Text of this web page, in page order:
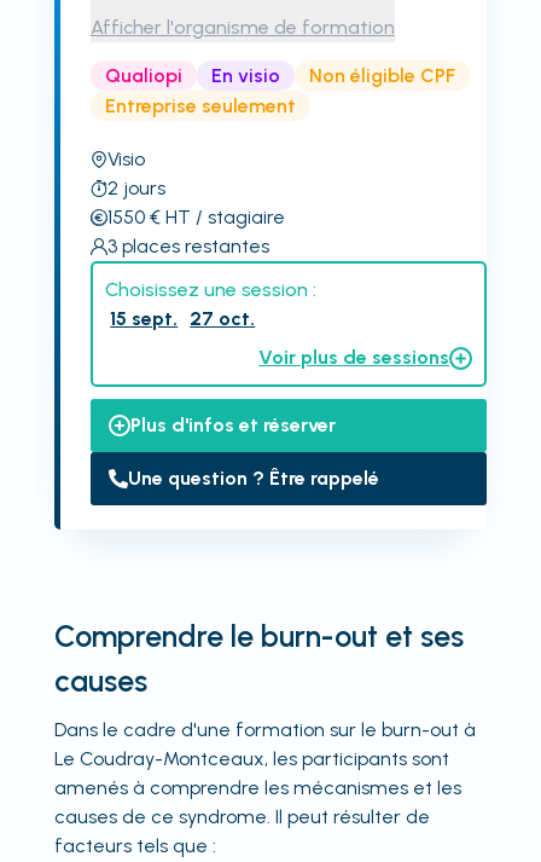
Afficher l'organisme de formation
Qualiopi En visio
Non éligible CPF
Entreprise seulement
Visio
2 jours
1550€ HT / stagiaire
3 places restantes
Choisissez une session :
15 sept.
27 oct.
Voir plus de sessions
Plus d'infos et réserver
Une question ? Être rappelé
Comprendre le burn-out et ses
causes
Dans le cadre d'une formation sur le burn-out à
Le Coudray-Montceaux, les participants sont
amenés à comprendre les mécanismes et les
causes de ce syndrome. Il peut résulter de
facteurs tels que :